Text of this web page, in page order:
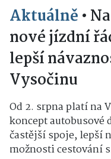
Aktuálně •
nové jízdní
lepší
Vysočinu
Od 2. srpna platí na
koncept
častější spoje, lepší
možnosti cestování